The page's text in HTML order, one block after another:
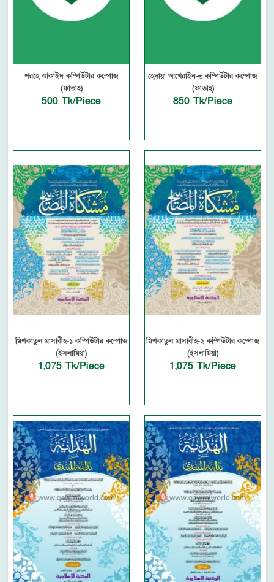
শরহে আকাইদ কম্পিউটার কম্পোজ
(ফাতাহ)
500 Tk/Piece
হেদায়া আখেরাইন-৩ কম্পিউটার কম্পোজ
(ফাতাহ)
850 Tk/Piece
মিশকাতুল মাসাবীহ-১ কম্পিউটার কম্পোজ
(ইসলামিয়া)
1,075 Tk/Piece
মিশকাতুল মাসাবীহ-২ কম্পিউটার কম্পোজ
(ইসলামিয়া)
1,075 Tk/Piece